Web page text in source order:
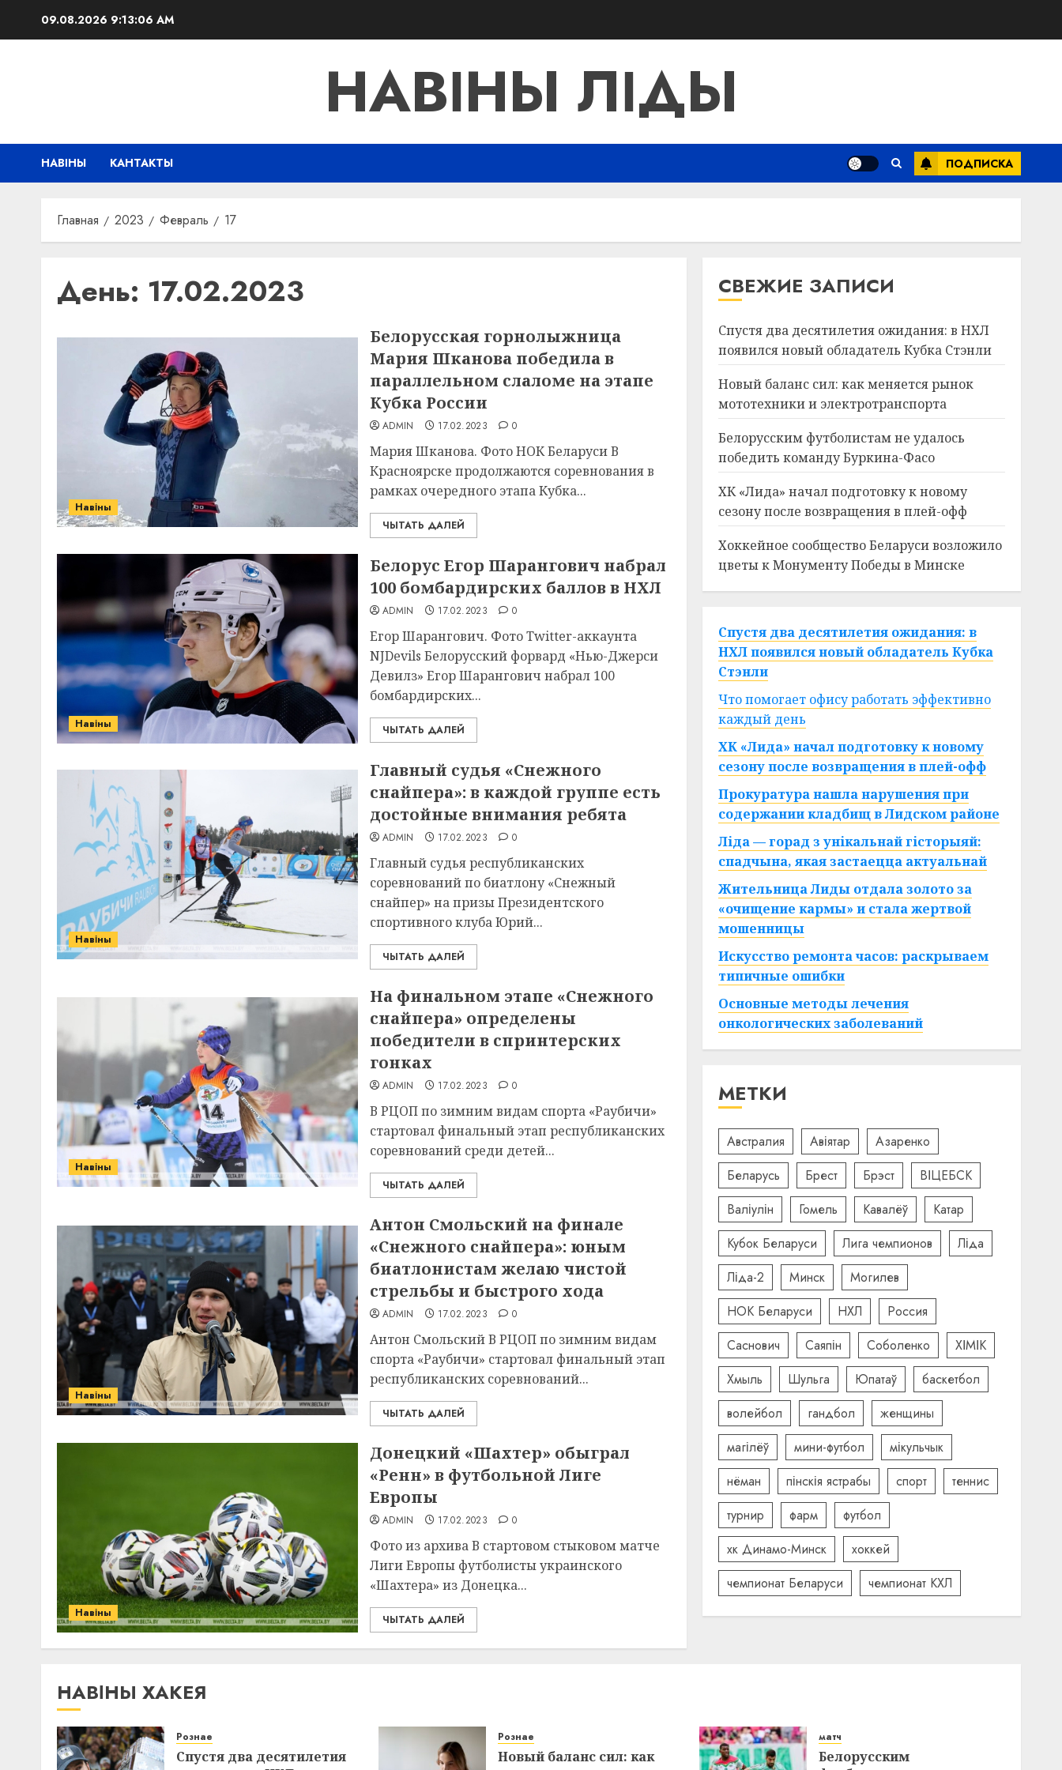
09.08.2026 9:13:06 AM
НАВІНЫ ЛІДЫ
НАВІНЫ КАНТАКТЫ ПОДПИСКА
Главная 2023 Февраль 17
День: 17.02.2023
Навіны
Белорусская горнолыжница
Мария Шканова победила в
параллельном слаломе на этапе
Кубка России
ADMIN 17.02.2023 0
Мария Шканова. Фото НОК Беларуси В
Красноярске продолжаются соревнования в
рамках очередного этапа Кубка...
ЧЫТАТЬ ДАЛЕЙ
Навіны
Белорус Егор Шарангович набрал
100 бомбардирских баллов в НХЛ
ADMIN 17.02.2023 0
Егор Шарангович. Фото Twitter-аккаунта
NJDevils Белорусский форвард «Нью-Джерси
Девилз» Егор Шарангович набрал 100
бомбардирских...
ЧЫТАТЬ ДАЛЕЙ
Навіны
Главный судья «Снежного
снайпера»: в каждой группе есть
достойные внимания ребята
ADMIN 17.02.2023 0
Главный судья республиканских
соревнований по биатлону «Снежный
снайпер» на призы Президентского
спортивного клуба Юрий...
ЧЫТАТЬ ДАЛЕЙ
Навіны
На финальном этапе «Снежного
снайпера» определены
победители в спринтерских
гонках
ADMIN 17.02.2023 0
В РЦОП по зимним видам спорта «Раубичи»
стартовал финальный этап республиканских
соревнований среди детей...
ЧЫТАТЬ ДАЛЕЙ
Навіны
Антон Смольский на финале
«Снежного снайпера»: юным
биатлонистам желаю чистой
стрельбы и быстрого хода
ADMIN 17.02.2023 0
Антон Смольский В РЦОП по зимним видам
спорта «Раубичи» стартовал финальный этап
республиканских соревнований...
ЧЫТАТЬ ДАЛЕЙ
Навіны
Донецкий «Шахтер» обыграл
«Ренн» в футбольной Лиге
Европы
ADMIN 17.02.2023 0
Фото из архива В стартовом стыковом матче
Лиги Европы футболисты украинского
«Шахтера» из Донецка...
ЧЫТАТЬ ДАЛЕЙ
СВЕЖИЕ ЗАПИСИ
Спустя два десятилетия ожидания: в НХЛ
появился новый обладатель Кубка Стэнли
Новый баланс сил: как меняется рынок
мототехники и электротранспорта
Белорусским футболистам не удалось
победить команду Буркина-Фасо
ХК «Лида» начал подготовку к новому
сезону после возвращения в плей-офф
Хоккейное сообщество Беларуси возложило
цветы к Монументу Победы в Минске
Спустя два десятилетия ожидания: в
НХЛ появился новый обладатель Кубка
Стэнли
Что помогает офису работать эффективно
каждый день
ХК «Лида» начал подготовку к новому
сезону после возвращения в плей-офф
Прокуратура нашла нарушения при
содержании кладбищ в Лидском районе
Ліда — горад з унікальнай гісторыяй:
спадчына, якая застаецца актуальнай
Жительница Лиды отдала золото за
«очищение кармы» и стала жертвой
мошенницы
Искусство ремонта часов: раскрываем
типичные ошибки
Основные методы лечения
онкологических заболеваний
МЕТКИ
Австралия Авіятар
Азаренко
Беларусь
Брест Брэст
ВІЦЕБСК
Валіулін
Гомель Кавалёў
Катар
Кубок Беларуси
Лига чемпионов
Ліда
Ліда-2
Минск
Могилев
НОК Беларуси
НХЛ
Россия
Саснович
Саяпін Соболенко
ХІМІК
Хмыль
Шульга Юпатаў
баскетбол
волейбол
гандбол
женщины
магілёў
мини-футбол
мікульчык
нёман
пінскія ястрабы спорт
теннис
турнир
фарм
футбол
хк Динамо-Минск
хоккей
чемпионат Беларуси
чемпионат КХЛ
НАВІНЫ ХАКЕЯ
Рознае
Спустя два десятилетия
Рознае
Новый баланс сил: как
матч
Белорусским